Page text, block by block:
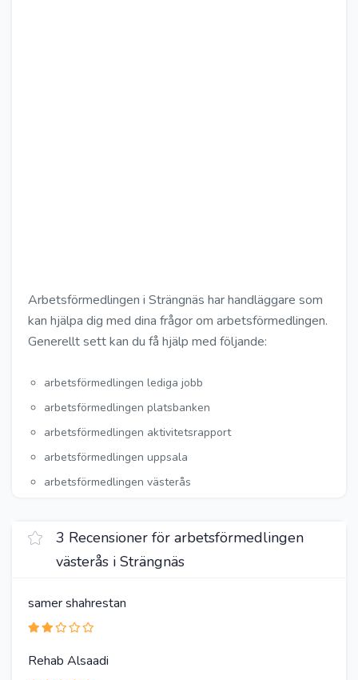
Arbetsförmedlingen i Strängnäs har handläggare som
kan hjälpa dig med dina frågor om arbetsförmedlingen.
Generellt sett kan du få hjälp med följande:
arbetsförmedlingen lediga jobb
arbetsförmedlingen platsbanken
arbetsförmedlingen aktivitetsrapport
arbetsförmedlingen uppsala
arbetsförmedlingen västerås
3 Recensioner för arbetsförmedlingen
västerås i Strängnäs
samer shahrestan
Rehab Alsaadi